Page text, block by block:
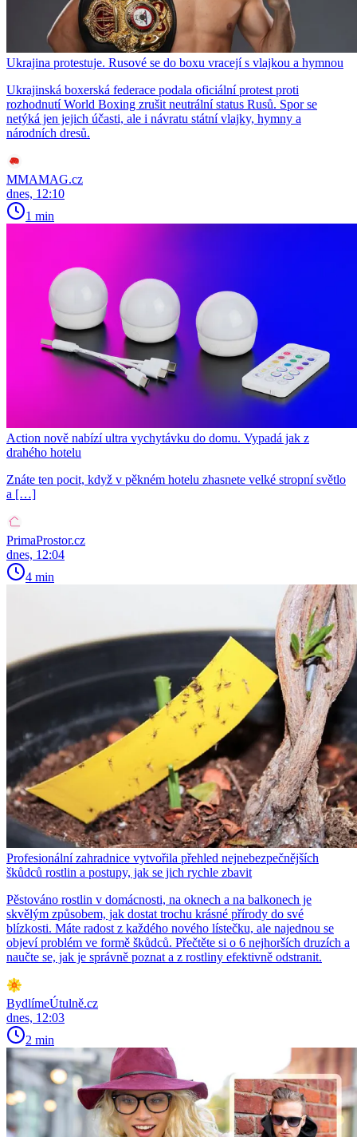
Ukrajina protestuje. Rusové se do boxu vracejí s vlajkou a hymnou
Ukrajinská boxerská federace podala oficiální protest proti
rozhodnutí World Boxing zrušit neutrální status Rusů. Spor se
netýká jen jejich účasti, ale i návratu státní vlajky, hymny a
národních dresů.
MMAMAG.cz
dnes, 12:10
1 min
Action nově nabízí ultra vychytávku do domu. Vypadá jak z
drahého hotelu
Znáte ten pocit, když v pěkném hotelu zhasnete velké stropní světlo
a […]
PrimaProstor.cz
dnes, 12:04
4 min
Profesionální zahradnice vytvořila přehled nejnebezpečnějších
škůdců rostlin a postupy, jak se jich rychle zbavit
Pěstováno rostlin v domácnosti, na oknech a na balkonech je
skvělým způsobem, jak dostat trochu krásné přírody do své
blízkosti. Máte radost z každého nového lístečku, ale najednou se
objeví problém ve formě škůdců. Přečtěte si o 6 nejhorších druzích a
naučte se, jak je správně poznat a z rostliny efektivně odstranit.
BydlímeÚtulně.cz
dnes, 12:03
2 min